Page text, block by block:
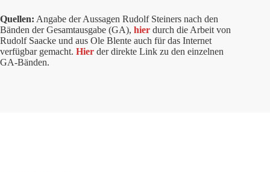
Quellen: Angabe der Aussagen Rudolf Steiners nach den
Bänden der Gesamtausgabe (GA), hier durch die Arbeit von
Rudolf Saacke und aus Ole Blente auch für das Internet
verfügbar gemacht. Hier der direkte Link zu den einzelnen
GA-Bänden.